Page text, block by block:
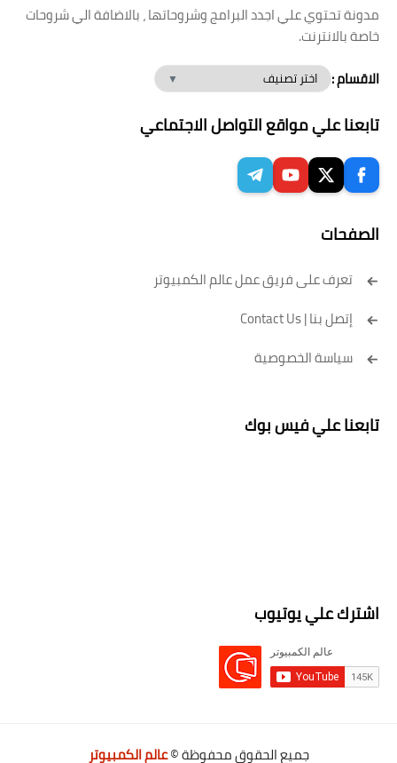
مدونة تحتوي علي اجدد البرامج وشروحاتها ، بالاضافة الي شروحات
خاصة بالانترنت.
الاقسام :
تابعنا علي مواقع التواصل الاجتماعي
الصفحات
تعرف على فريق عمل عالم الكمبيوتر
إتصل بنا | Contact Us
سياسة الخصوصية
تابعنا علي فيس بوك
اشترك علي يوتيوب
جميع الحقوق محفوظة ©عالم الكمبيوتر